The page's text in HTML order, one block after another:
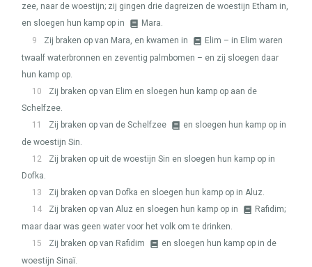
zee, naar de woestijn; zij gingen drie dagreizen de woestijn Etham in,
en sloegen hun kamp op in
Mara.
9
Zij braken op van Mara, en kwamen in
Elim – in Elim waren
twaalf waterbronnen en zeventig palmbomen – en zij sloegen daar
hun kamp op.
10
Zij braken op van Elim en sloegen hun kamp op aan de
Schelfzee.
11
Zij braken op van de Schelfzee
en sloegen hun kamp op in
de woestijn Sin.
12
Zij braken op uit de woestijn Sin en sloegen hun kamp op in
Dofka.
13
Zij braken op van Dofka en sloegen hun kamp op in Aluz.
14
Zij braken op van Aluz en sloegen hun kamp op in
Rafidim;
maar daar was geen water voor het volk om te drinken.
15
Zij braken op van Rafidim
en sloegen hun kamp op in de
woestijn Sinaï.